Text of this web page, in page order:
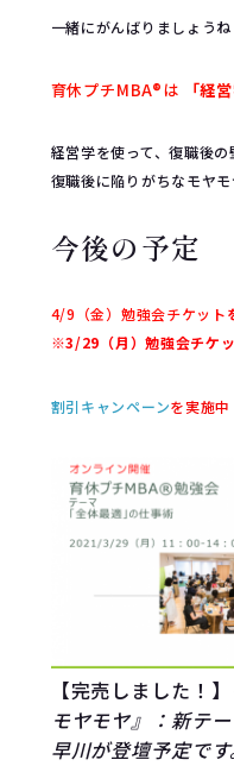
一緒にがんばりましょうね
育休プチMBA®︎は 「経
経営学を使って、復職後の
復職後に陥りがちなモヤ
今後の予定
4/9（金）勉強会チケット
※3/29（月）勉強会チケ
割引キャンペーンを実施中
【完売しました！】
モヤモヤ』：新テ
早川が登壇予定で